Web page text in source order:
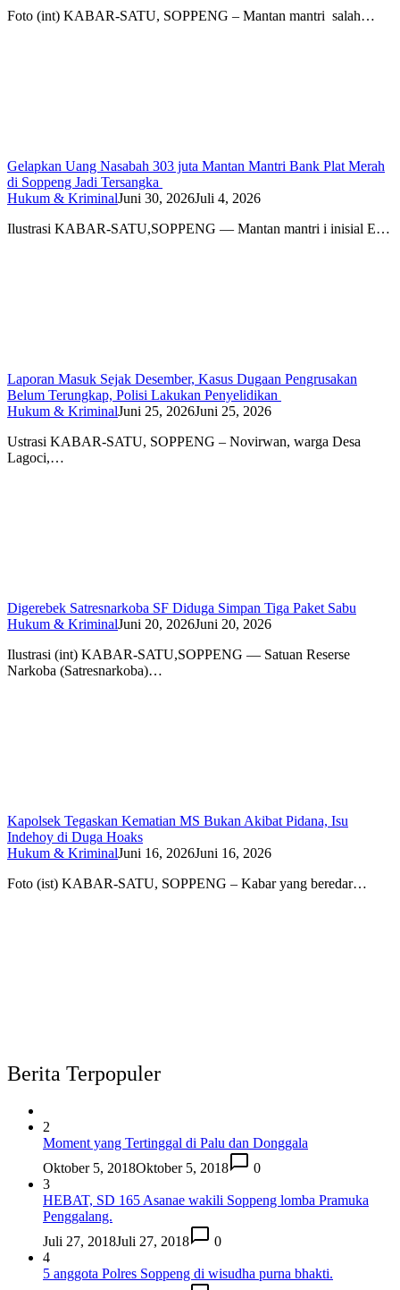
Foto (int) KABAR-SATU, SOPPENG – Mantan mantri salah…
Gelapkan Uang Nasabah 303 juta Mantan Mantri Bank Plat Merah
di Soppeng Jadi Tersangka
Hukum & KriminalJuni 30, 2026Juli 4, 2026
Ilustrasi KABAR-SATU,SOPPENG — Mantan mantri i inisial E…
Laporan Masuk Sejak Desember, Kasus Dugaan Pengrusakan
Belum Terungkap, Polisi Lakukan Penyelidikan
Hukum & KriminalJuni 25, 2026Juni 25, 2026
Ustrasi KABAR-SATU, SOPPENG – Novirwan, warga Desa
Lagoci,…
Digerebek Satresnarkoba SF Diduga Simpan Tiga Paket Sabu
Hukum & KriminalJuni 20, 2026Juni 20, 2026
Ilustrasi (int) KABAR-SATU,SOPPENG — Satuan Reserse
Narkoba (Satresnarkoba)…
Kapolsek Tegaskan Kematian MS Bukan Akibat Pidana, Isu
Indehoy di Duga Hoaks
Hukum & KriminalJuni 16, 2026Juni 16, 2026
Foto (ist) KABAR-SATU, SOPPENG – Kabar yang beredar…
Berita Terpopuler
2
Moment yang Tertinggal di Palu dan Donggala
Oktober 5, 2018Oktober 5, 2018
0
3
HEBAT, SD 165 Asanae wakili Soppeng lomba Pramuka
Penggalang.
Juli 27, 2018Juli 27, 2018
0
4
5 anggota Polres Soppeng di wisudha purna bhakti.